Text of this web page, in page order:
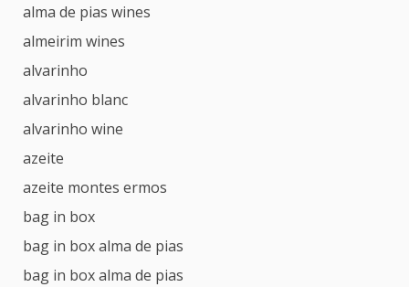
alma de pias wines
almeirim wines
alvarinho
alvarinho blanc
alvarinho wine
azeite
azeite montes ermos
bag in box
bag in box alma de pias
bag in box alma de pias